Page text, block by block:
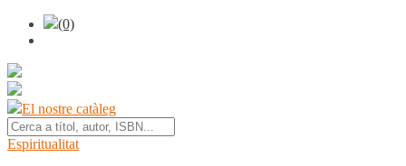
(0)
El nostre catàleg
Espiritualitat